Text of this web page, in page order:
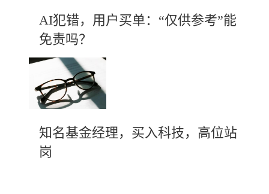
AI犯错，用户买单：“仅供参考”能
免责吗？
知名基金经理，买入科技，高位站
岗